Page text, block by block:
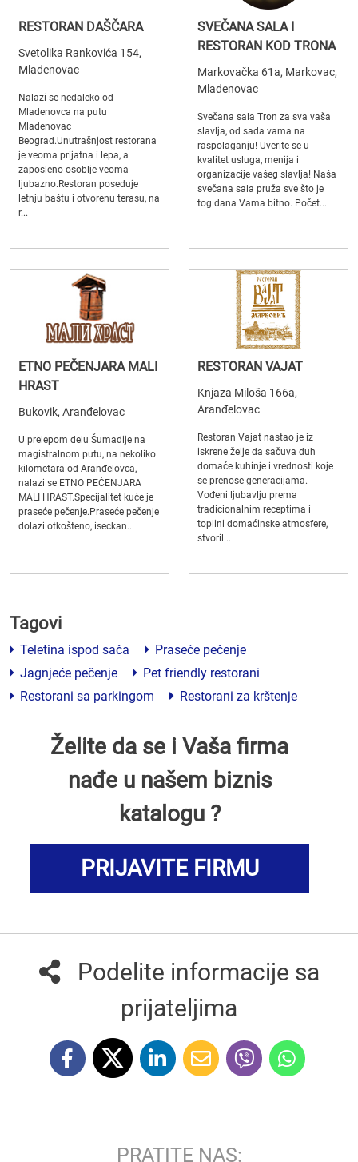
RESTORAN DAŠČARA
Svetolika Rankovića 154,
Mladenovac
Nalazi se nedaleko od
Mladenovca na putu
Mladenovac –
Beograd.Unutrašnjost restorana
je veoma prijatna i lepa, a
zaposleno osoblje veoma
ljubazno.Restoran poseduje
letnju baštu i otvorenu terasu, na
r...
SVEČANA SALA I
RESTORAN KOD TRONA
Markovačka 61a, Markovac,
Mladenovac
Svečana sala Tron za sva vaša
slavlja, od sada vama na
raspolaganju! Uverite se u
kvalitet usluga, menija i
organizacije vašeg slavlja! Naša
svečana sala pruža sve što je
tog dana Vama bitno. Počet...
ETNO PEČENJARA MALI
HRAST
Bukovik, Aranđelovac
U prelepom delu Šumadije na
magistralnom putu, na nekoliko
kilometara od Aranđelovca,
nalazi se ETNO PEČENJARA
MALI HRAST.Specijalitet kuće je
praseće pečenje.Praseće pečenje
dolazi otkošteno, iseckan...
RESTORAN VAJAT
Knjaza Miloša 166a,
Aranđelovac
Restoran Vajat nastao je iz
iskrene želje da sačuva duh
domaće kuhinje i vrednosti koje
se prenose generacijama.
Vođeni ljubavlju prema
tradicionalnim receptima i
toplini domaćinske atmosfere,
stvoril...
Tagovi
Teletina ispod sača
Praseće pečenje
Jagnjeće pečenje
Pet friendly restorani
Restorani sa parkingom
Restorani za krštenje
Želite da se i Vaša firma
nađe u našem biznis
katalogu ?
PRIJAVITE FIRMU
Podelite informacije sa
prijateljima
PRATITE NAS: